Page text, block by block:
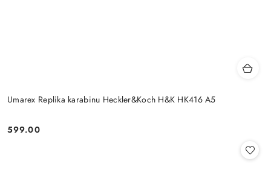
Umarex Replika karabinu Heckler&Koch H&K HK416 A5
Cena:
599.00